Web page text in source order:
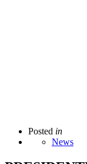
Posted in
News